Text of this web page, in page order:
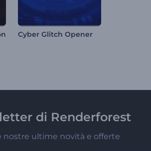
Cyber Glitch Opener
di Renderforest
nostre ultime novità e offerte